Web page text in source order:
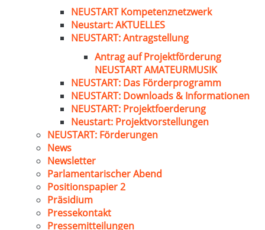
NEUSTART Kompetenznetzwerk
Neustart: AKTUELLES
NEUSTART: Antragstellung
Antrag auf Projektförderung
NEUSTART AMATEURMUSIK
NEUSTART: Das Förderprogramm
NEUSTART: Downloads & Informationen
NEUSTART: Projektfoerderung
Neustart: Projektvorstellungen
NEUSTART: Förderungen
News
Newsletter
Parlamentarischer Abend
Positionspapier 2
Präsidium
Pressekontakt
Pressemitteilungen